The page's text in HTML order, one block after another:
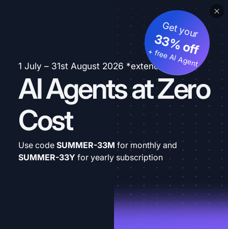
1 July – 31st August 2026 *extended
AI Agents at Zero
Cost
Get your
33% off
+ free AI Agent
Use code SUMMER-33M for monthly and
SUMMER-33Y for yearly subscription